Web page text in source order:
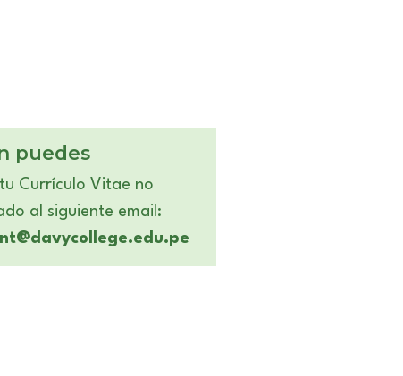
puedes
Currículo Vitae no
al siguiente email: